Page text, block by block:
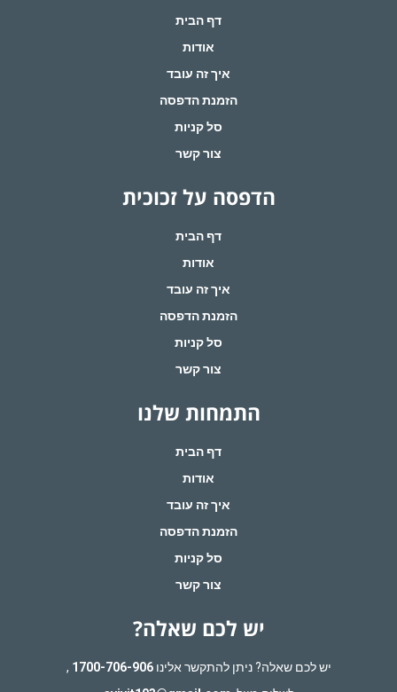
דף הבית
אודות
איך זה עובד
הזמנת הדפסה
סל קניות
צור קשר
הדפסה על זכוכית
דף הבית
אודות
איך זה עובד
הזמנת הדפסה
סל קניות
צור קשר
התמחות שלנו
דף הבית
אודות
איך זה עובד
הזמנת הדפסה
סל קניות
צור קשר
יש לכם שאלה?
יש לכם שאלה? ניתן להתקשר אלינו1700-706-906
,